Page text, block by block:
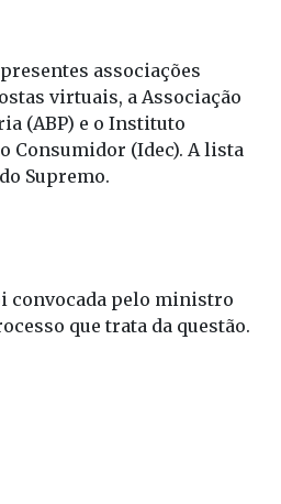
associações
virtuais, a Associação
(ABP) e o Instituto
Consumidor (Idec). A lista
Supremo.
convocada pelo ministro
que trata da questão.